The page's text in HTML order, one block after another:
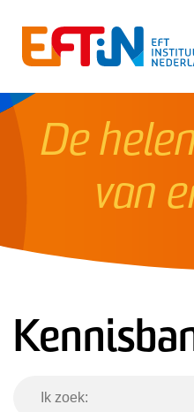
De
van